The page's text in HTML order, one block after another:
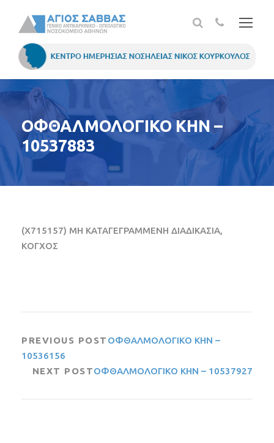
ΟΦΘΑΛΜΟΛΟΓΙΚΟ ΚΗΝ –
10537883
(X715157) ΜΗ ΚΑΤΑΓΕΓΡΑΜΜΕΝΗ ΔΙΑΔΙΚΑΣΙΑ,
ΚΟΓΧΟΣ
PREVIOUS POST ΟΦΘΑΛΜΟΛΟΓΙΚΟ ΚΗΝ –
10536156
NEXT POSTΟΦΘΑΛΜΟΛΟΓΙΚΟ ΚΗΝ – 10537927